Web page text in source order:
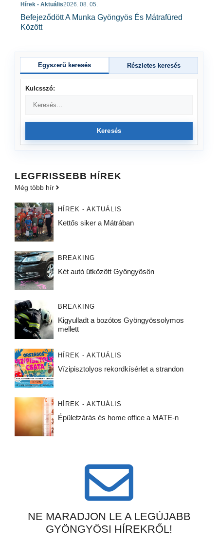
Hírek - Aktuális2026. 08. 05.
Befejeződött A Munka Gyöngyös És Mátrafüred
Között
Egyszerű keresés Részletes keresés
Kulcsszó:
Keresés
LEGFRISSEBB HÍREK
Még több hír
HÍREK - AKTUÁLIS
Kettős siker a Mátrában
BREAKING
Két autó ütközött Gyöngyösön
BREAKING
Kigyulladt a bozótos Gyöngyössolymos
mellett
HÍREK - AKTUÁLIS
Vízipisztolyos rekordkísérlet a strandon
HÍREK - AKTUÁLIS
Épületzárás és home office a MATE-n
NE MARADJON LE A LEGÚJABB
GYÖNGYÖSI HÍREKRŐL!